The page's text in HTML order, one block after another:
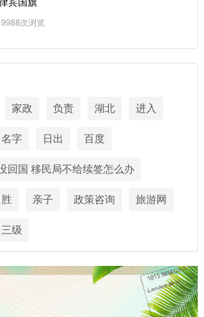
9988次浏览
家政 负责 湖北 进入
名字 日出 百度
回国 移民局不给续签怎么办
亲子 政策咨询 旅游网
三级